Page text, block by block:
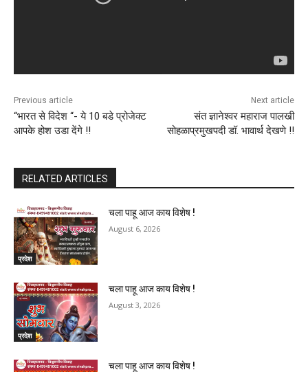
Previous article
“भारत से विदेश “- ये 10 बडे प्रोजेक्ट
आपके होश उडा देंगे !!
Next article
संत ज्ञानेश्वर महाराज पालखी
सोहळाप्रमुखपदी डॉ. भावार्थ देखणे !!
RELATED ARTICLES
प्रदेश
चला पाहू आज काय विशेष !
August 6, 2026
प्रदेश
चला पाहू आज काय विशेष !
August 3, 2026
चला पाहू आज काय विशेष !